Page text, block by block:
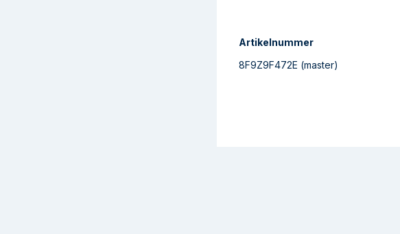
Artikelnummer
8F9Z9F472E (master)